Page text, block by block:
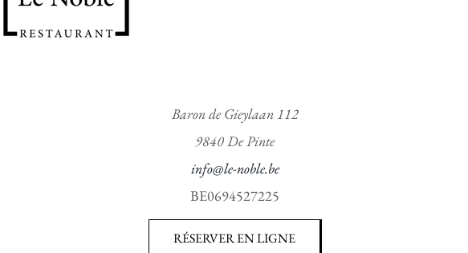
Baron de Gieylaan 112
9840 De Pinte
info@le-noble.be
BE0694527225
RÉSERVER EN LIGNE